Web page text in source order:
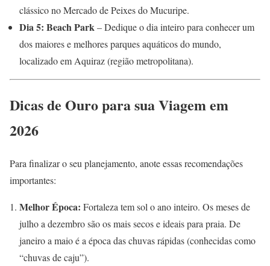
clássico no Mercado de Peixes do Mucuripe.
Dia 5: Beach Park– Dedique o dia inteiro para conhecer um
dos maiores e melhores parques aquáticos do mundo,
localizado em Aquiraz (região metropolitana).
Dicas de Ouro para sua Viagem em
2026
Para finalizar o seu planejamento, anote essas recomendações
importantes:
Melhor Época: Fortaleza tem sol o ano inteiro. Os meses de
julho a dezembro são os mais secos e ideais para praia. De
janeiro a maio é a época das chuvas rápidas (conhecidas como
“chuvas de caju”).